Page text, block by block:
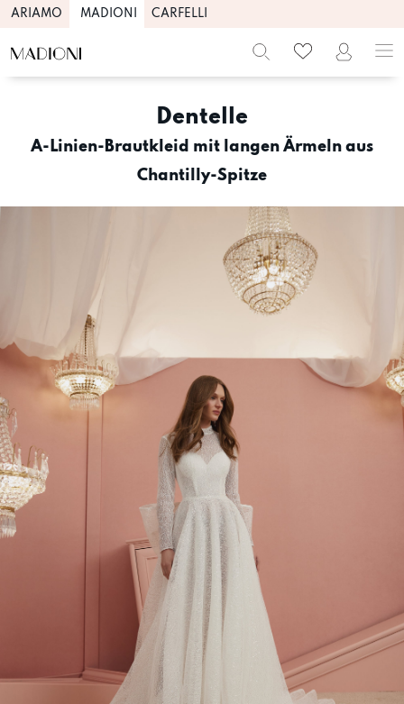
Skip
ARIAMO MADIONI CARFELLI
Dentelle
A-Linien-Brautkleid mit langen Ärmeln aus
Chantilly-Spitze